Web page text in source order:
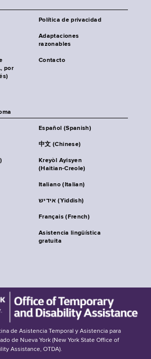
Política de privacidad
Adaptaciones
razonables
por
Contacto
Español (Spanish)
中文 (Chinese)
Kreyòl Ayisyen
(Haitian-Creole)
Italiano (Italian)
אידיש (Yiddish)
Français (French)
Asistencia lingüística
gratuita
de Asistencia Temporal y Asistencia para
de Nueva York (New York State Office of
Assistance, OTDA).